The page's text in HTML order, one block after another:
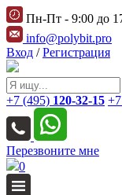
Пн-Пт - 9:00 до
info@polybit.pro
Вход /Регистрация
+7 (495) 120-32-15
Перезвоните мне
0